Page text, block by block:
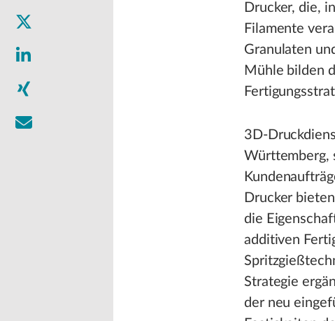
Drucker, die,
Filamente
Granulaten
Mühle bilden
3D-
Württemberg,
Drucker
die
additiven
Strategie
der neu